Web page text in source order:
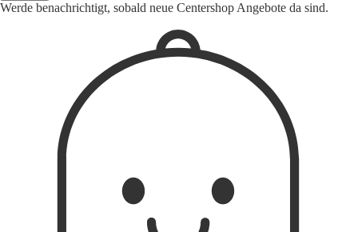
Werde benachrichtigt, sobald neue Centershop Angebote da sind.